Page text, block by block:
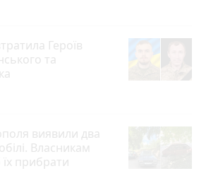
Героїв
та
виявили два
Власникам
прибрати